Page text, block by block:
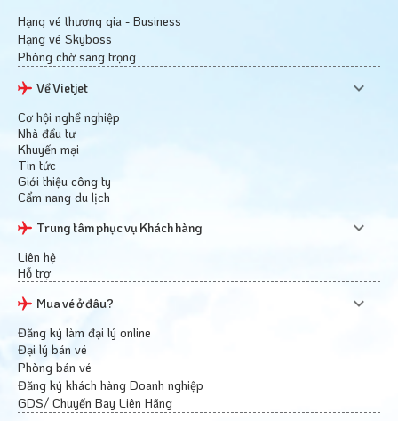
Hạng vé thương gia - Business
Hạng vé Skyboss
Phòng chờ sang trọng
Về Vietjet
Cơ hội nghề nghiệp
Nhà đầu tư
Khuyến mại
Tin tức
Giới thiệu công ty
Cẩm nang du lịch
Trung tâm phục vụ Khách hàng
Liên hệ
Hỗ trợ
Mua vé ở đâu?
Đăng ký làm đại lý online
Đại lý bán vé
Phòng bán vé
Đăng ký khách hàng Doanh nghiệp
GDS/ Chuyến Bay Liên Hãng